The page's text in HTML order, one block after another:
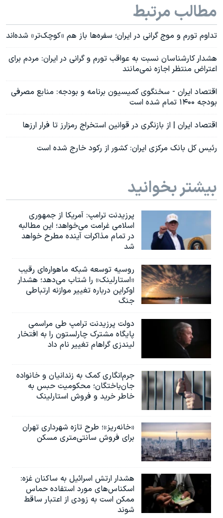
مطالب مرتبط
تداوم تورم و موج گرانی در ایران؛ سفره‌ها باز هم «کوچک‌تر» شده‌اند
هشدار کارشناسان نسبت به عواقب تورم و گرانی در ایران: مردم برای
اعتراض منتظر اجازه نمی‌مانند
اقتصاد ایران - سخنگوی کمیسیون برنامه و بودجه: منابع مصرفی
بودجه ۱۴۰۰ تمام شده است
اقتصاد ایران | از بازنگری در قوانین استخراج رمزارز تا فرار ارزها
رئیس کل بانک مرکزی ایران: کشور از رکود خارج شده است
بیشتر بخوانید
پرزیدنت ترامپ: آمریکا از جمهوری
اسلامی غرامت می‌خواهد؛ این مطالبه
در تمام مذاکرات آینده مطرح خواهد
شد
روسیه توسعه شبکه ماهواره‌ای رقیب
«استارلینک» را شتاب می‌دهد؛ هشدار
اوکراین درباره تغییر موازنه ارتباطی
جنگ
دولت پرزیدنت ترامپ طی مراسمی
پایگاه مشترک چارلستون را به افتخار
لیندزی گراهام تغییر نام داد
جرم‌انگاری کمک به زندانیان و خانواده
جان‌باختگان؛ محکومیت حبس به‌
خاطر خرید و فروش استارلینک
«خانه‌ریز»؛ طرح تازه شهرداری تهران
برای فروش سانتی‌متری مسکن
هشدار ارتش اسرائیل به ساکنان غزه:
اسکناس‌های مورد استفاده حماس
ممکن است به‌ زودی از اعتبار ساقط
شوند